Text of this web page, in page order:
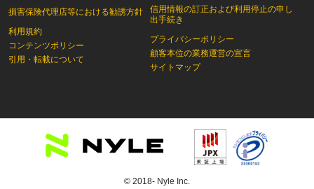
損害保険代理店等における勧誘方針
利用規約
コンテンツポリシー
引用・転載について
信用情報の訂正および利用停止の申し
出手続き
プライバシーポリシー
顧客本位の業務運営の宣言
サイトマップ
© 2018- Nyle Inc.